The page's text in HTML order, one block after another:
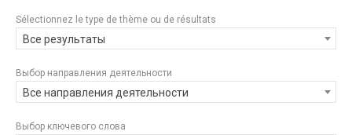
Sélectionnez le type de thème ou de résultats
Все результаты
Выбор направления деятельности
Все направления деятельности
Выбор ключевого слова